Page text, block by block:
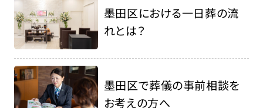
墨田区における一日葬の流
れとは？
墨田区で葬儀の事前相談を
お考えの方へ